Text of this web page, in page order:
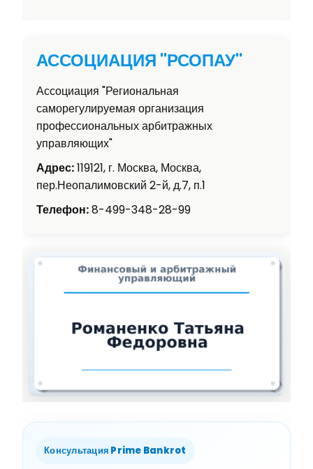
АССОЦИАЦИЯ "РСОПАУ"
Ассоциация "Региональная
саморегулируемая организация
профессиональных арбитражных
управляющих"
Адрес:119121, г. Москва, Москва,
пер.Неопалимовский 2-й, д.7, п.1
Телефон:8-499-348-28-99
Консультация Prime Bankrot